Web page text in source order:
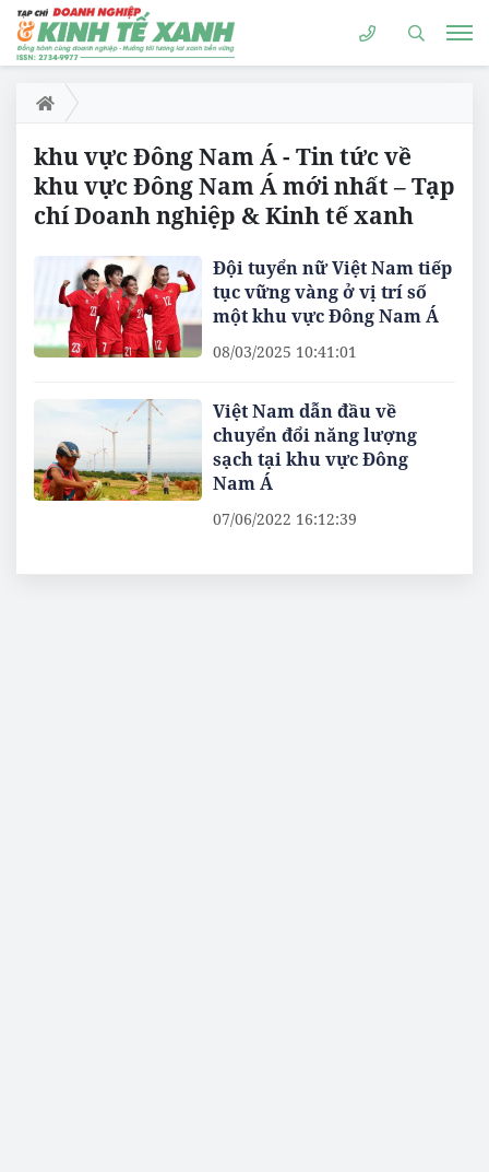
khu vực Đông Nam Á - Tin tức về
khu vực Đông Nam Á mới nhất – Tạp
chí Doanh nghiệp & Kinh tế xanh
Đội tuyển nữ Việt Nam tiếp
tục vững vàng ở vị trí số
một khu vực Đông Nam Á
08/03/2025 10:41:01
Việt Nam dẫn đầu về
chuyển đổi năng lượng
sạch tại khu vực Đông
Nam Á
07/06/2022 16:12:39